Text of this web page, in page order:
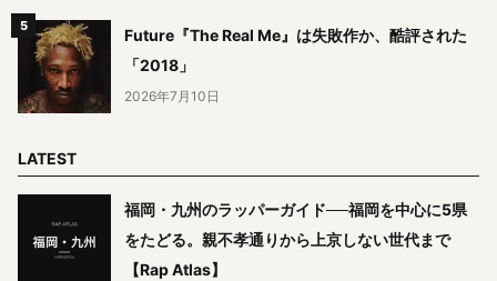
Future『The Real Me』は失敗作か、酷評された
「2018」
2026年7月10日
LATEST
福岡・九州のラッパーガイド──福岡を中心に5県
をたどる。親不孝通りから上京しない世代まで
【Rap Atlas】